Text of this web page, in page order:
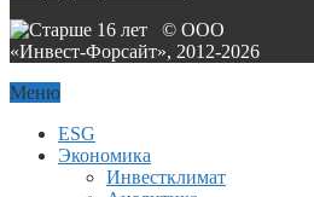
© ООО
«Инвест-Форсайт», 2012-2026
Меню
ESG
Экономика
Инвестклимат